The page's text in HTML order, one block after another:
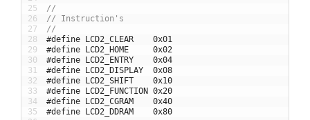
25
26
27
28
29
30
31
32
33
34
35
//
// Instruction's
//
#define LCD2_CLEAR    0x01
#define LCD2_HOME     0x02
#define LCD2_ENTRY    0x04
#define LCD2_DISPLAY  0x08
#define LCD2_SHIFT    0x10
#define LCD2_FUNCTION 0x20
#define LCD2_CGRAM    0x40
#define LCD2_DDRAM    0x80